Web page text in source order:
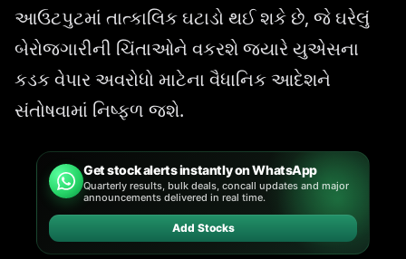
આઉટપુટમાં તાત્કાલિક ઘટાડો થઈ શકે છે, જે ઘરેલું
બેરોજગારીની ચિંતાઓને વકરશે જ્યારે યુએસના
કડક વેપાર અવરોધો માટેના વૈધાનિક આદેશને
સંતોષવામાં નિષ્ફળ જશે.
Get stock alerts instantly on WhatsApp
Quarterly results, bulk deals, concall updates and major
announcements delivered in real time.
Add Stocks